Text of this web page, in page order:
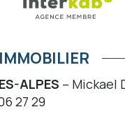
ALPES – Mickael
27 29